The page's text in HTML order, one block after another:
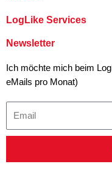
LogLike Services
Newsletter
Ich möchte mich beim
eMails pro Monat)